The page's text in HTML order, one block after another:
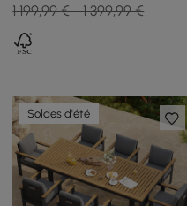
1 199,99 € - 1 399,99 €
Soldes d'été